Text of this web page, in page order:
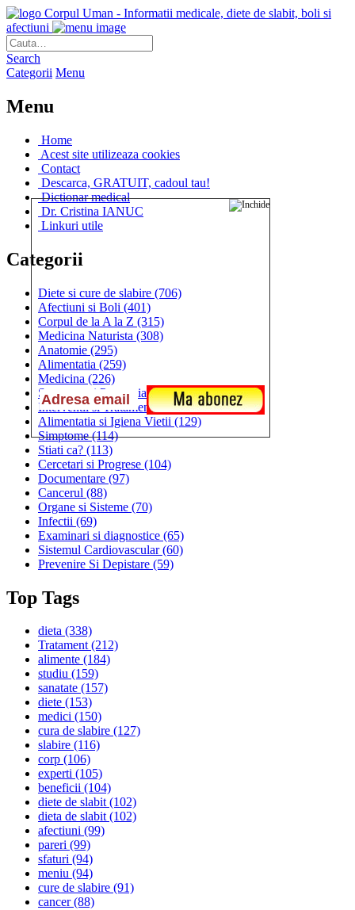
Corpul Uman - Informatii medicale, diete de slabit, boli si
afectiuni
Search
Categorii Menu
Menu
Home
Acest site utilizeaza cookies
Contact
Descarca, GRATUIT, cadoul tau!
Dictionar medical
Dr. Cristina IANUC
Linkuri utile
Categorii
Diete si cure de slabire (706)
Afectiuni si Boli (401)
Corpul de la A la Z (315)
Medicina Naturista (308)
Anatomie (295)
Alimentatia (259)
Medicina (226)
Sanatatea si Preventia(170)
Interventii si Tratamente(167)
Alimentatia si Igiena Vietii (129)
Simptome(114)
Stiati ca? (113)
Cercetari si Progrese (104)
Documentare (97)
Cancerul (88)
Organe si Sisteme (70)
Infectii (69)
Examinari si diagnostice (65)
Sistemul Cardiovascular(60)
Prevenire Si Depistare (59)
Top Tags
dieta (338)
Tratament(212)
alimente (184)
studiu (159)
sanatate (157)
diete (153)
medici (150)
cura de slabire (127)
slabire (116)
corp (106)
experti (105)
beneficii (104)
diete de slabit(102)
dieta de slabit(102)
afectiuni (99)
pareri (99)
sfaturi (94)
meniu (94)
cure de slabire (91)
cancer(88)